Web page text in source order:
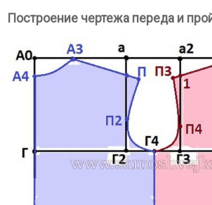
Построение чертежа переда и